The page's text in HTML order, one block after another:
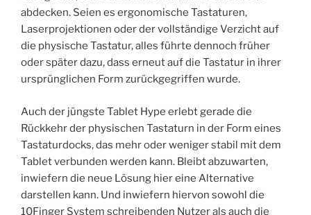
abdecken. Seien es ergonomische Tastaturen,
Laserprojektionen oder der vollständige Verzicht auf
die physische Tastatur, alles führte dennoch früher
oder später dazu, dass erneut auf die Tastatur in ihrer
ursprünglichen Form zurückgegriffen wurde.
Auch der jüngste Tablet Hype erlebt gerade die
Rückkehr der physischen Tastaturn in der Form eines
Tastaturdocks, das mehr oder weniger stabil mit dem
Tablet verbunden werden kann. Bleibt abzuwarten,
inwiefern die neue Lösung hier eine Alternative
darstellen kann. Und inwiefern hiervon sowohl die
10Finger System schreibenden Nutzer als auch die